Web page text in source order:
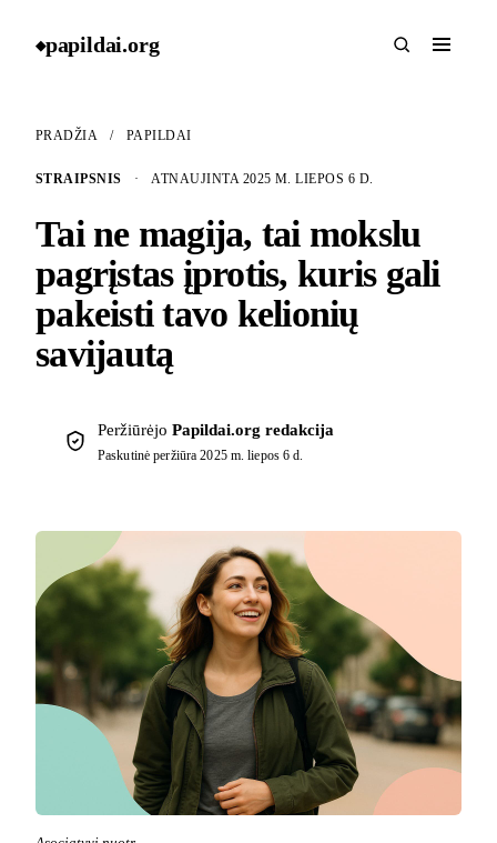
◆papildai.org
PRADŽIA / PAPILDAI
STRAIPSNIS · ATNAUJINTA 2025 M. LIEPOS 6 D.
Tai ne magija, tai mokslu
pagrįstas įprotis, kuris gali
pakeisti tavo kelionių
savijautą
Peržiūrėjo Papildai.org redakcija
Paskutinė peržiūra2025 m. liepos 6 d.